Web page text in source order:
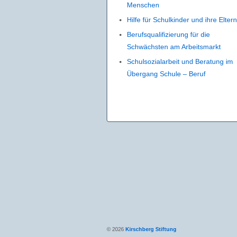
Menschen
Hilfe für Schulkinder und ihre Eltern
Berufsqualifizierung für die
Schwächsten am Arbeitsmarkt
Schulsozialarbeit und Beratung im
Übergang Schule – Beruf
© 2026 Kirschberg Stiftung